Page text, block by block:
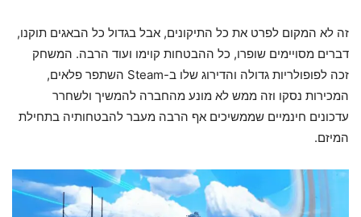
זה לא המקום לפרט את כל התיקונים, אבל בגדול כל הבאגים תוקנו,
דברים מסויימים שופרו, כל ההבטחות קוימו ועוד הרבה. המשחק
זכה לפופולריות גדולה והדירוג שלו ב-Steam השתפר פלאים,
המכירות נסקו וזה ממש לא מונע מהחברה להמשיך ולשחרר
עדכונים חינמיים שממשיכים אף הרבה מעבר להבטחותיה בתחילת
המיזם.